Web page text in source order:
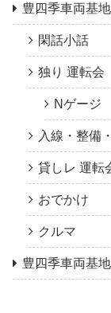
豊四季車両基地
閑話小話
独り 運転会
Nゲージ
入線・整備
貸しレ 運転
おでかけ
クルマ
豊四季車両基